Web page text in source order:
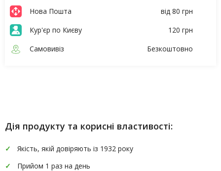
Нова Пошта
від 80 грн
Кур'єр по Києву
120 грн
Самовивіз
Безкоштовно
Дія продукту та корисні властивості:
Якість, якій довіряють із 1932 року
Прийом 1 раз на день